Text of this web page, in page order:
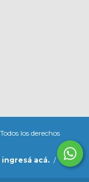
los derechos
ingresá acá. /